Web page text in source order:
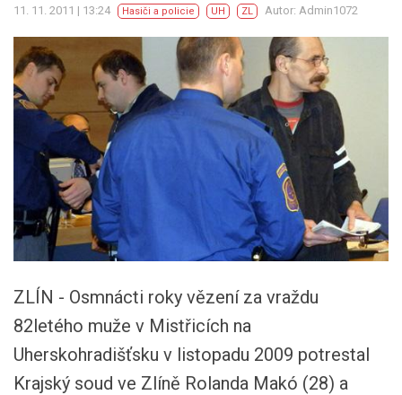
11. 11. 2011 | 13:24 Hasiči a policie UH ZL Autor: Admin1072
ZLÍN - Osmnácti roky vězení za vraždu
82letého muže v Mistřicích na
Uherskohradišťsku v listopadu 2009 potrestal
Krajský soud ve Zlíně Rolanda Makó (28) a